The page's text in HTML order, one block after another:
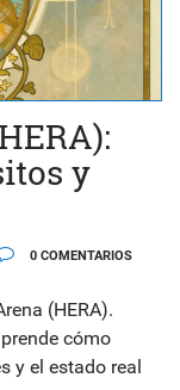
y
0 COMENTARIOS
(HERA).
cómo
y el estado real